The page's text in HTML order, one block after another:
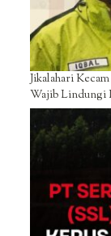
Jikalahari
Wajib Lindungi